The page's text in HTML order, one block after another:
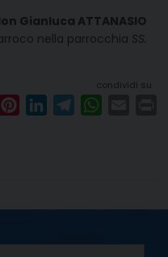
Gianluca ATTANASIO
nella parrocchia SS.
condividi su
r
d
r
A